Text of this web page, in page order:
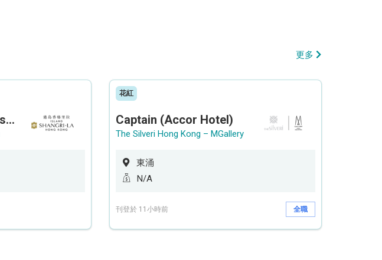
更多
Security Manager / Assistant Security Manager
花紅
Captain (Accor Hotel)
The Silveri Hong Kong – MGallery
東涌
N/A
刊登於 11小時前 全職